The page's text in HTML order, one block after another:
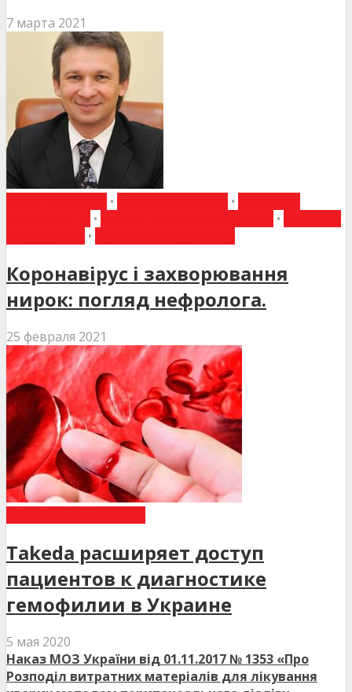
7 марта 2021
• •
• •
•
Коронавірус і захворювання
нирок: погляд нефролога.
25 февраля 2021
Takeda расширяет доступ
пациентов к диагностике
гемофилии в Украине
5 мая 2020
Наказ МОЗ України від 01.11.2017 № 1353 «Про
Розподіл витратних матеріалів для лікування